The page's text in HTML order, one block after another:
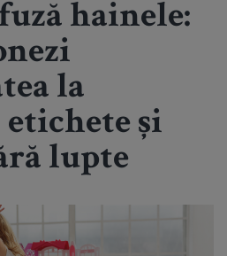
hainele:
la
și
lupte